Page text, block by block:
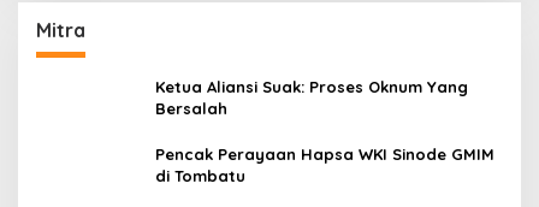
Mitra
Ketua Aliansi Suak: Proses Oknum Yang
Bersalah
Pencak Perayaan Hapsa WKI Sinode GMIM
di Tombatu